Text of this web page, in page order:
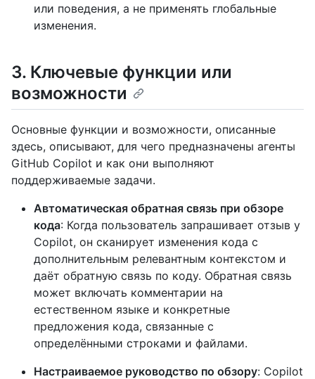
или поведения, а не применять глобальные
изменения.
3. Ключевые функции или
возможности
Основные функции и возможности, описанные
здесь, описывают, для чего предназначены агенты
GitHub Copilot и как они выполняют
поддерживаемые задачи.
Автоматическая обратная связь при обзоре
кода: Когда пользователь запрашивает отзыв у
Copilot, он сканирует изменения кода с
дополнительным релевантным контекстом и
даёт обратную связь по коду. Обратная связь
может включать комментарии на
естественном языке и конкретные
предложения кода, связанные с
определёнными строками и файлами.
Настраиваемое руководство по обзору: Copilot